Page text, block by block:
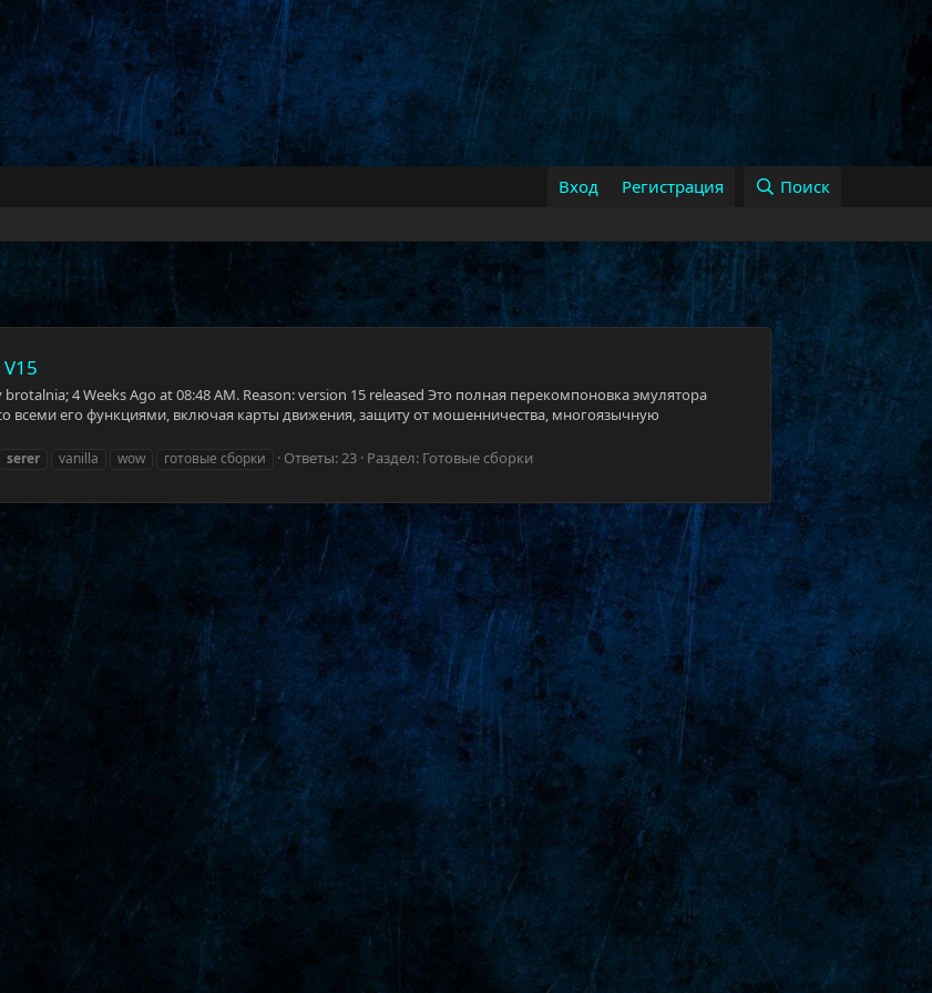
Вход Регистрация Поиск
4 Weeks Ago at 08:48 AM. Reason: version 15 released Это полная перекомпоновка эмулятора
всеми его функциями, включая карты движения, защиту от мошенничества, многоязычную
serer vanilla wow готовые сборки Ответы: 23 Раздел: Готовые сборки